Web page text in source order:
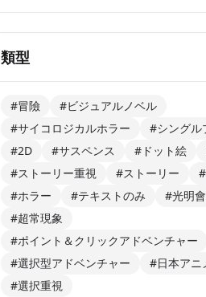
類型
#冒險
#ビジュアルノベル
#サイコロジカルホラー
#シングル
#2D
#サスペンス #ドット絵
#ストーリー重視
#ストーリー
#ホラー
#テキストのみ #光明會
#超常現象
#ポイント＆クリックアドベンチャー
#選択型アドベンチャー
#日本アニ
#選択重視